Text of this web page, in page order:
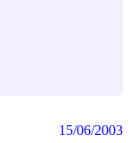
15/06/2003